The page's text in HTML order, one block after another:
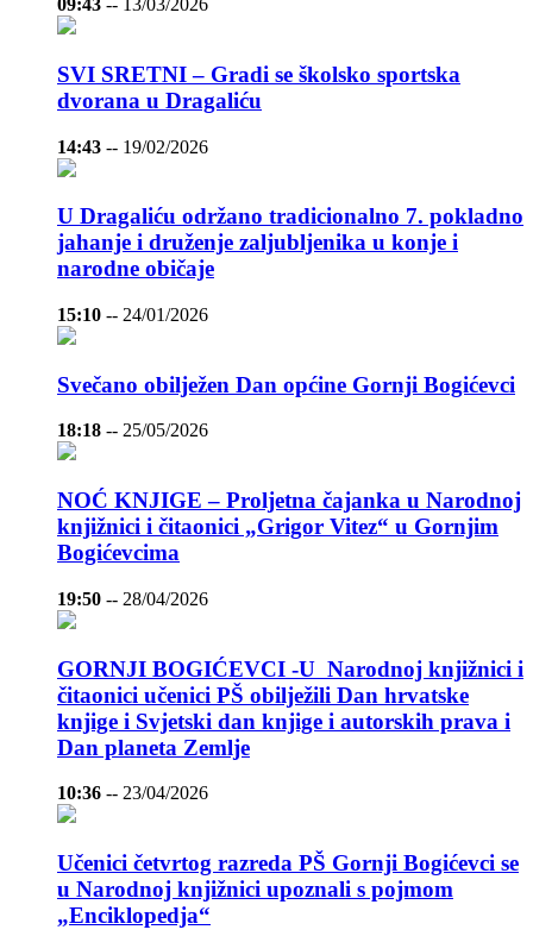
09:43 -- 13/03/2026
SVI SRETNI – Gradi se školsko sportska
dvorana u Dragaliću
14:43 -- 19/02/2026
U Dragaliću održano tradicionalno 7. pokladno
jahanje i druženje zaljubljenika u konje i
narodne običaje
15:10 -- 24/01/2026
Svečano obilježen Dan općine Gornji Bogićevci
18:18 -- 25/05/2026
NOĆ KNJIGE – Proljetna čajanka u Narodnoj
knjižnici i čitaonici „Grigor Vitez“ u Gornjim
Bogićevcima
19:50 -- 28/04/2026
GORNJI BOGIĆEVCI -U Narodnoj knjižnici i
čitaonici učenici PŠ obilježili Dan hrvatske
knjige i Svjetski dan knjige i autorskih prava i
Dan planeta Zemlje
10:36 -- 23/04/2026
Učenici četvrtog razreda PŠ Gornji Bogićevci se
u Narodnoj knjižnici upoznali s pojmom
„Enciklopedja“